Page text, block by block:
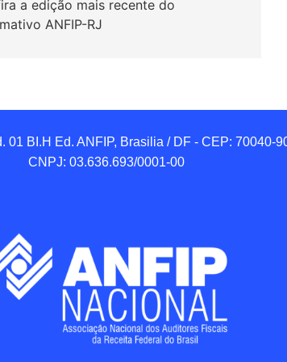
a edição mais recente do
ANFIP-RJ
01 BI.H Ed. ANFIP, Brasilia / DF - CEP: 70040-
CNPJ: 03.636.693/0001-00